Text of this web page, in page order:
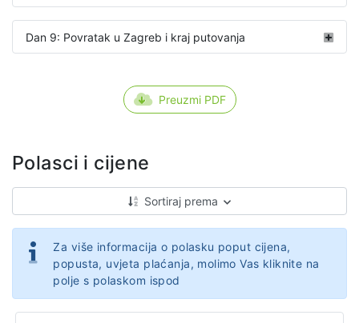
Dan 9: Povratak u Zagreb i kraj putovanja
Preuzmi PDF
Polasci i cijene
Sortiraj prema
Za više informacija o polasku poput cijena,
popusta, uvjeta plaćanja, molimo Vas kliknite na
polje s polaskom ispod